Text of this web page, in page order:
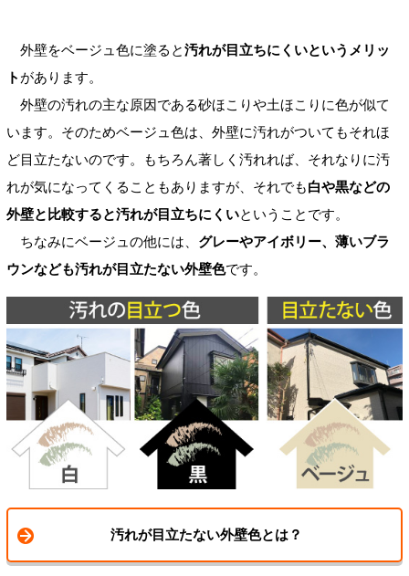
外壁をベージュ色に塗ると汚れが目立ちにくいというメリッ
ト があります。
外壁の汚れの主な原因である砂ほこりや土ほこりに色が似て
います。そのためベージュ色は、外壁に汚れがついてもそれほ
ど目立たないのです。もちろん著しく汚れれば、それなりに汚
れが気になってくることもありますが、それでも白や黒などの
外壁と比較すると汚れが目立ちにくいということです。
ちなみにベージュの他には、 グレーやアイボリー、薄いブラ
ウンなども汚れが目立たない外壁色です。
汚れが目立たない外壁色とは？